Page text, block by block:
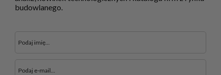
budowlanego.